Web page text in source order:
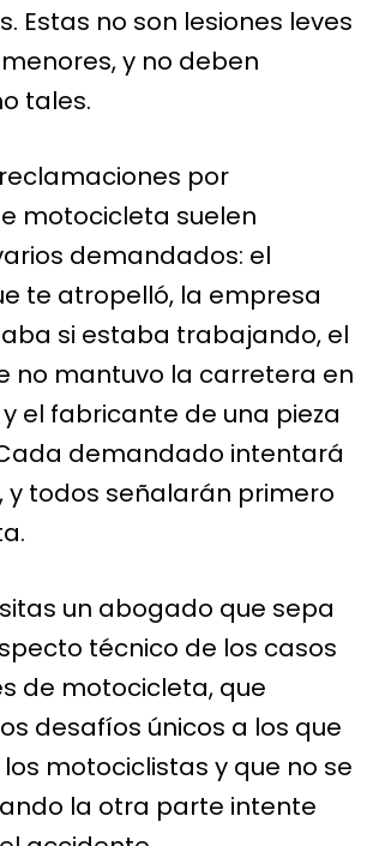
Estas no son lesiones leves
y no deben
tales.
por
motocicleta suelen
demandados: el
te atropelló, la empresa
si estaba trabajando, el
no mantuvo la carretera en
el fabricante de una pieza
demandado intentará
y todos señalarán primero
un abogado que sepa
técnico de los casos
de motocicleta, que
desafíos únicos a los que
motociclistas y que no se
la otra parte intente